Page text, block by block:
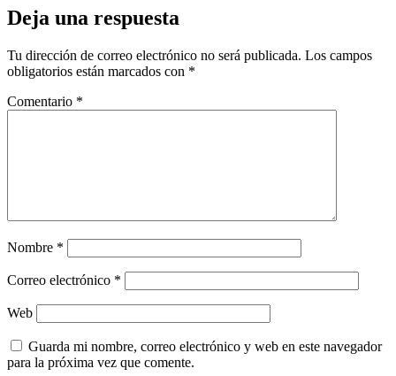
Deja una respuesta
Tu dirección de correo electrónico no será publicada. Los campos
obligatorios están marcados con *
Comentario *
Nombre *
Correo electrónico *
Web
Guarda mi nombre, correo electrónico y web en este navegador
para la próxima vez que comente.